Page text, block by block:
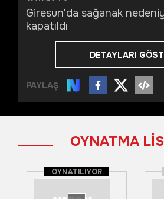
Giresun'da sağanak
kapatıldı
DETAYLARI
PAYLAŞ
OYNATMA
OYNATILIYOR